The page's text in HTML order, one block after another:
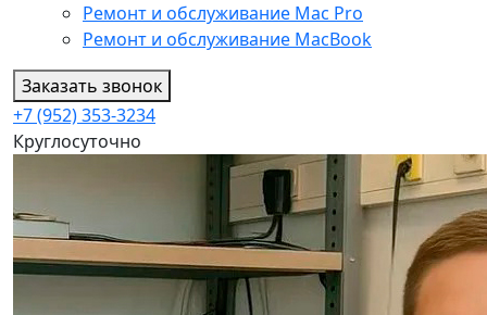
Ремонт и обслуживание Mac Pro
Ремонт и обслуживание MacBook
Заказать звонок
+7 (952) 353-3234
Круглосуточно